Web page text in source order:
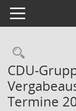
Toggle navigation
CDU-
Termine